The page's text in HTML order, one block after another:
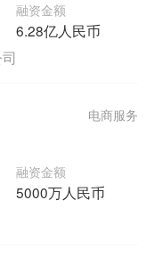
融资金额
6.28亿人民币
融资金额
5000万人民币
电商服务